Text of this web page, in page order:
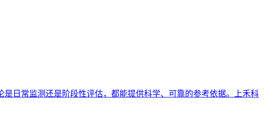
日常监测还是阶段性评估，都能提供科学、可靠的参考依据。上禾科